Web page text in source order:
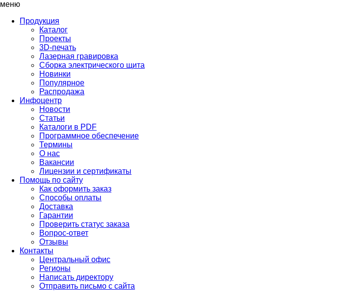
меню
Продукция
Каталог
Проекты
3D-печать
Лазерная гравировка
Сборка электрического щита
Новинки
Популярное
Распродажа
Инфоцентр
Новости
Статьи
Каталоги в PDF
Программное обеспечение
Термины
О нас
Вакансии
Лицензии и сертификаты
Помощь по сайту
Как оформить заказ
Способы оплаты
Доставка
Гарантии
Проверить статус заказа
Вопрос-ответ
Отзывы
Контакты
Центральный офис
Регионы
Написать директору
Отправить письмо с сайта